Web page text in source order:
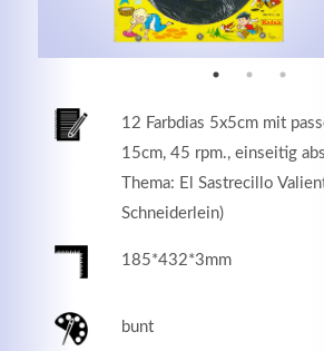
12 Farbdias 5x5cm mit
15cm, 45 rpm., einseitig
Thema: El Sastrecillo
Schneiderlein)
185*432*3mm
bunt
Good Service
elit. Aenean commodo ligula